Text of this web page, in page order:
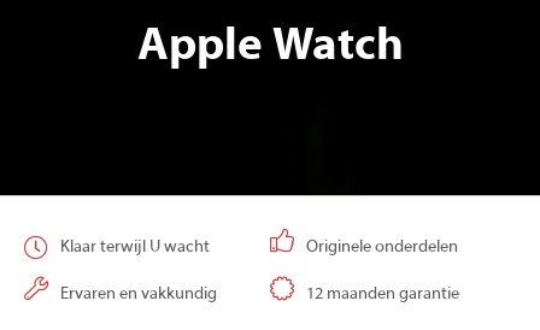
Apple Watch
Klaar terwijl U wacht Originele onderdelen
Ervaren en vakkundig 12 maanden garantie